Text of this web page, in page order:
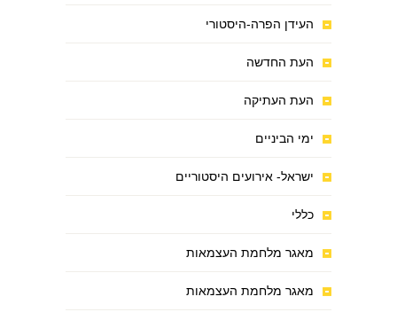
העידן הפרה-היסטורי
העת החדשה
העת העתיקה
ימי הביניים
ישראל- אירועים היסטוריים
כללי
מאגר מלחמת העצמאות
מאגר מלחמת העצמאות